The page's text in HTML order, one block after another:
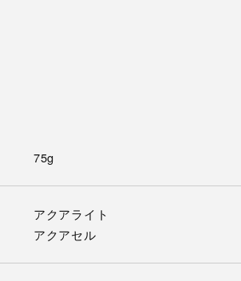
75g
アクアライト
アクアセル